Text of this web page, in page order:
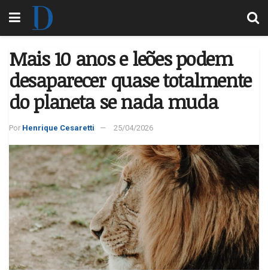
Mais 10 anos e leões podem
desaparecer quase totalmente
do planeta se nada muda
Por Henrique Cesaretti 25/04/2026